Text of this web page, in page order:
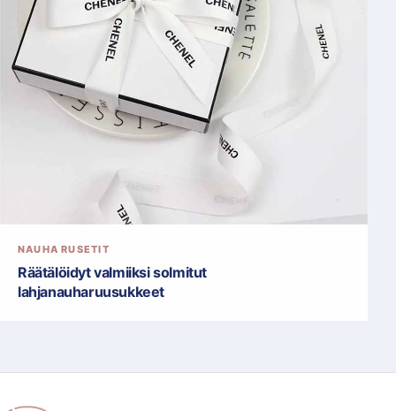
NAUHA RUSETIT
Räätälöidyt valmiiksi solmitut
lahjanauharuusukkeet